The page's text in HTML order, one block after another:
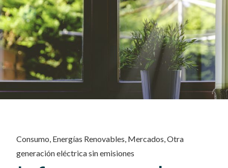
Consumo, Energías Renovables, Mercados,Otra
generación eléctrica sin emisiones